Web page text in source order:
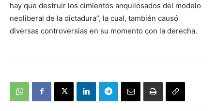
hay que destruir los cimientos anquilosados del modelo
neoliberal de la dictadura”, la cual, también causó
diversas controversias en su momento con la derecha.